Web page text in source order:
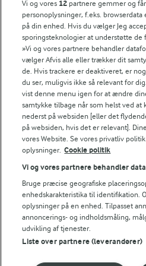
Andelshaverinfo: Mælkepris
Fødevarestyrelsens smiley-
Fødevarestyrelsens smiley-
Fødevarestyrelsens smiley-
Følg
© 2026 Arla Foods
Vælg en anden cookies
Vi og vores 12 partnere gemmer og
personoplysninger, f.eks.
på din enhed. Hvis du vælger Jeg
sporingsteknologier at understøtte de
»Vi og vores partnere behandler
vælger Afvis alle eller trækker dit
de. Hvis trackere er deaktiveret, er
du ser, muligvis ikke så relevant for
vist denne menu igen for at ændre
samtykke tilbage når som helst ved at
nederst på websiden [eller det
på websiden, hvis det er relevant].
vores Website. Se vores privatliv
oplysninger. Cookie politik
Vi og vores partnere behandler
Bruge præcise geografiske
enhedskarakteristika til identifikation.
oplysninger på en enhed. Tilpasset
annoncerings- og indholdsmåling,
udvikling af tjenester.
Liste over partnere (leverandører)